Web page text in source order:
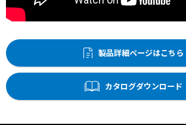
製品詳細ページはこちら
カタログダウンロード